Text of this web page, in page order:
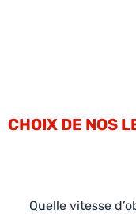
CHOIX DE NOS
Quelle vitesse